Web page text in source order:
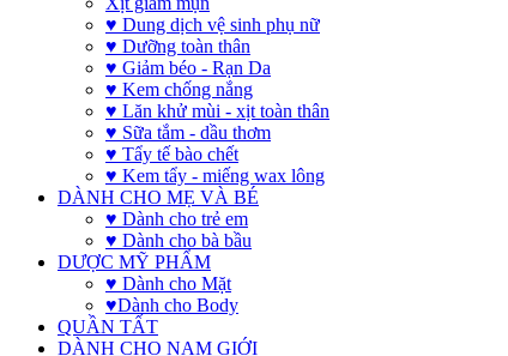
♥ Dung dịch vệ sinh phụ nữ
♥ Dưỡng toàn thân
♥ Giảm béo - Rạn Da
♥ Kem chống nắng
♥ Lăn khử mùi - xịt toàn thân
♥ Sữa tắm - dầu thơm
♥ Tẩy tế bào chết
♥ Kem tẩy - miếng wax lông
DÀNH CHO MẸ VÀ BÉ
♥ Dành cho trẻ em
♥ Dành cho bà bầu
DƯỢC MỸ PHẨM
♥ Dành cho Mặt
♥Dành cho Body
QUẦN TẤT
DÀNH CHO NAM GIỚI